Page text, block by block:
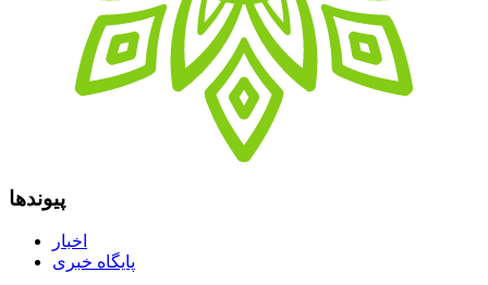
پیوندها
اخبار
پایگاه خبری